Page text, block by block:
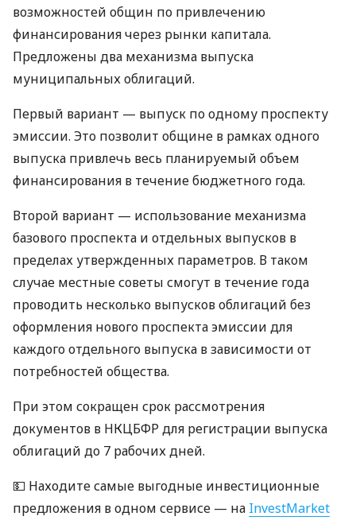
возможностей общин по привлечению
финансирования через рынки капитала.
Предложены два механизма выпуска
муниципальных облигаций.
Первый вариант — выпуск по одному проспекту
эмиссии. Это позволит общине в рамках одного
выпуска привлечь весь планируемый объем
финансирования в течение бюджетного года.
Второй вариант — использование механизма
базового проспекта и отдельных выпусков в
пределах утвержденных параметров. В таком
случае местные советы смогут в течение года
проводить несколько выпусков облигаций без
оформления нового проспекта эмиссии для
каждого отдельного выпуска в зависимости от
потребностей общества.
При этом сокращен срок рассмотрения
документов в НКЦБФР для регистрации выпуска
облигаций до 7 рабочих дней.
💵 Находите самые выгодные инвестиционные
предложения в одном сервисе — на InvestMarket